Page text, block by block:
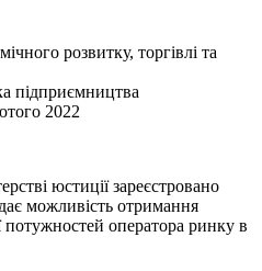
розвитку, торгівлі та
підприємництва
2022
юстиції зареєстровано
можливість отримання
потужностей оператора ринку в